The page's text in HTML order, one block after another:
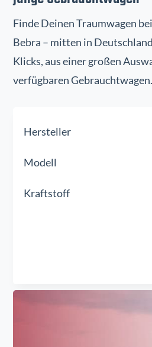
Finde Deinen Traumwagen
Bebra – mitten in
Klicks, aus einer großen
verfügbaren Gebrauchtwagen.
Hersteller
Modell
Kraftstoff